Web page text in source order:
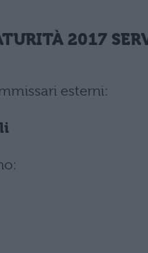
2017
esterni: